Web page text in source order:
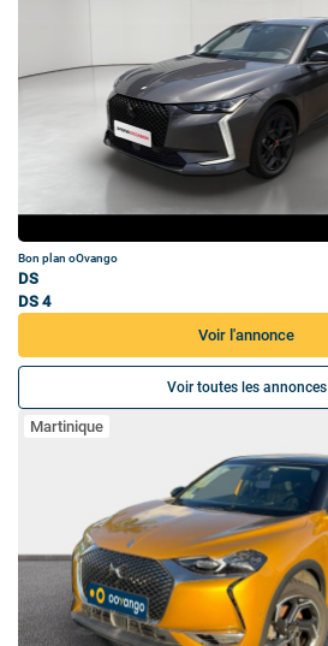
Bon plan oOvango
DS
DS 4
Voir l'annonce
Voir toutes les annonces
Martinique